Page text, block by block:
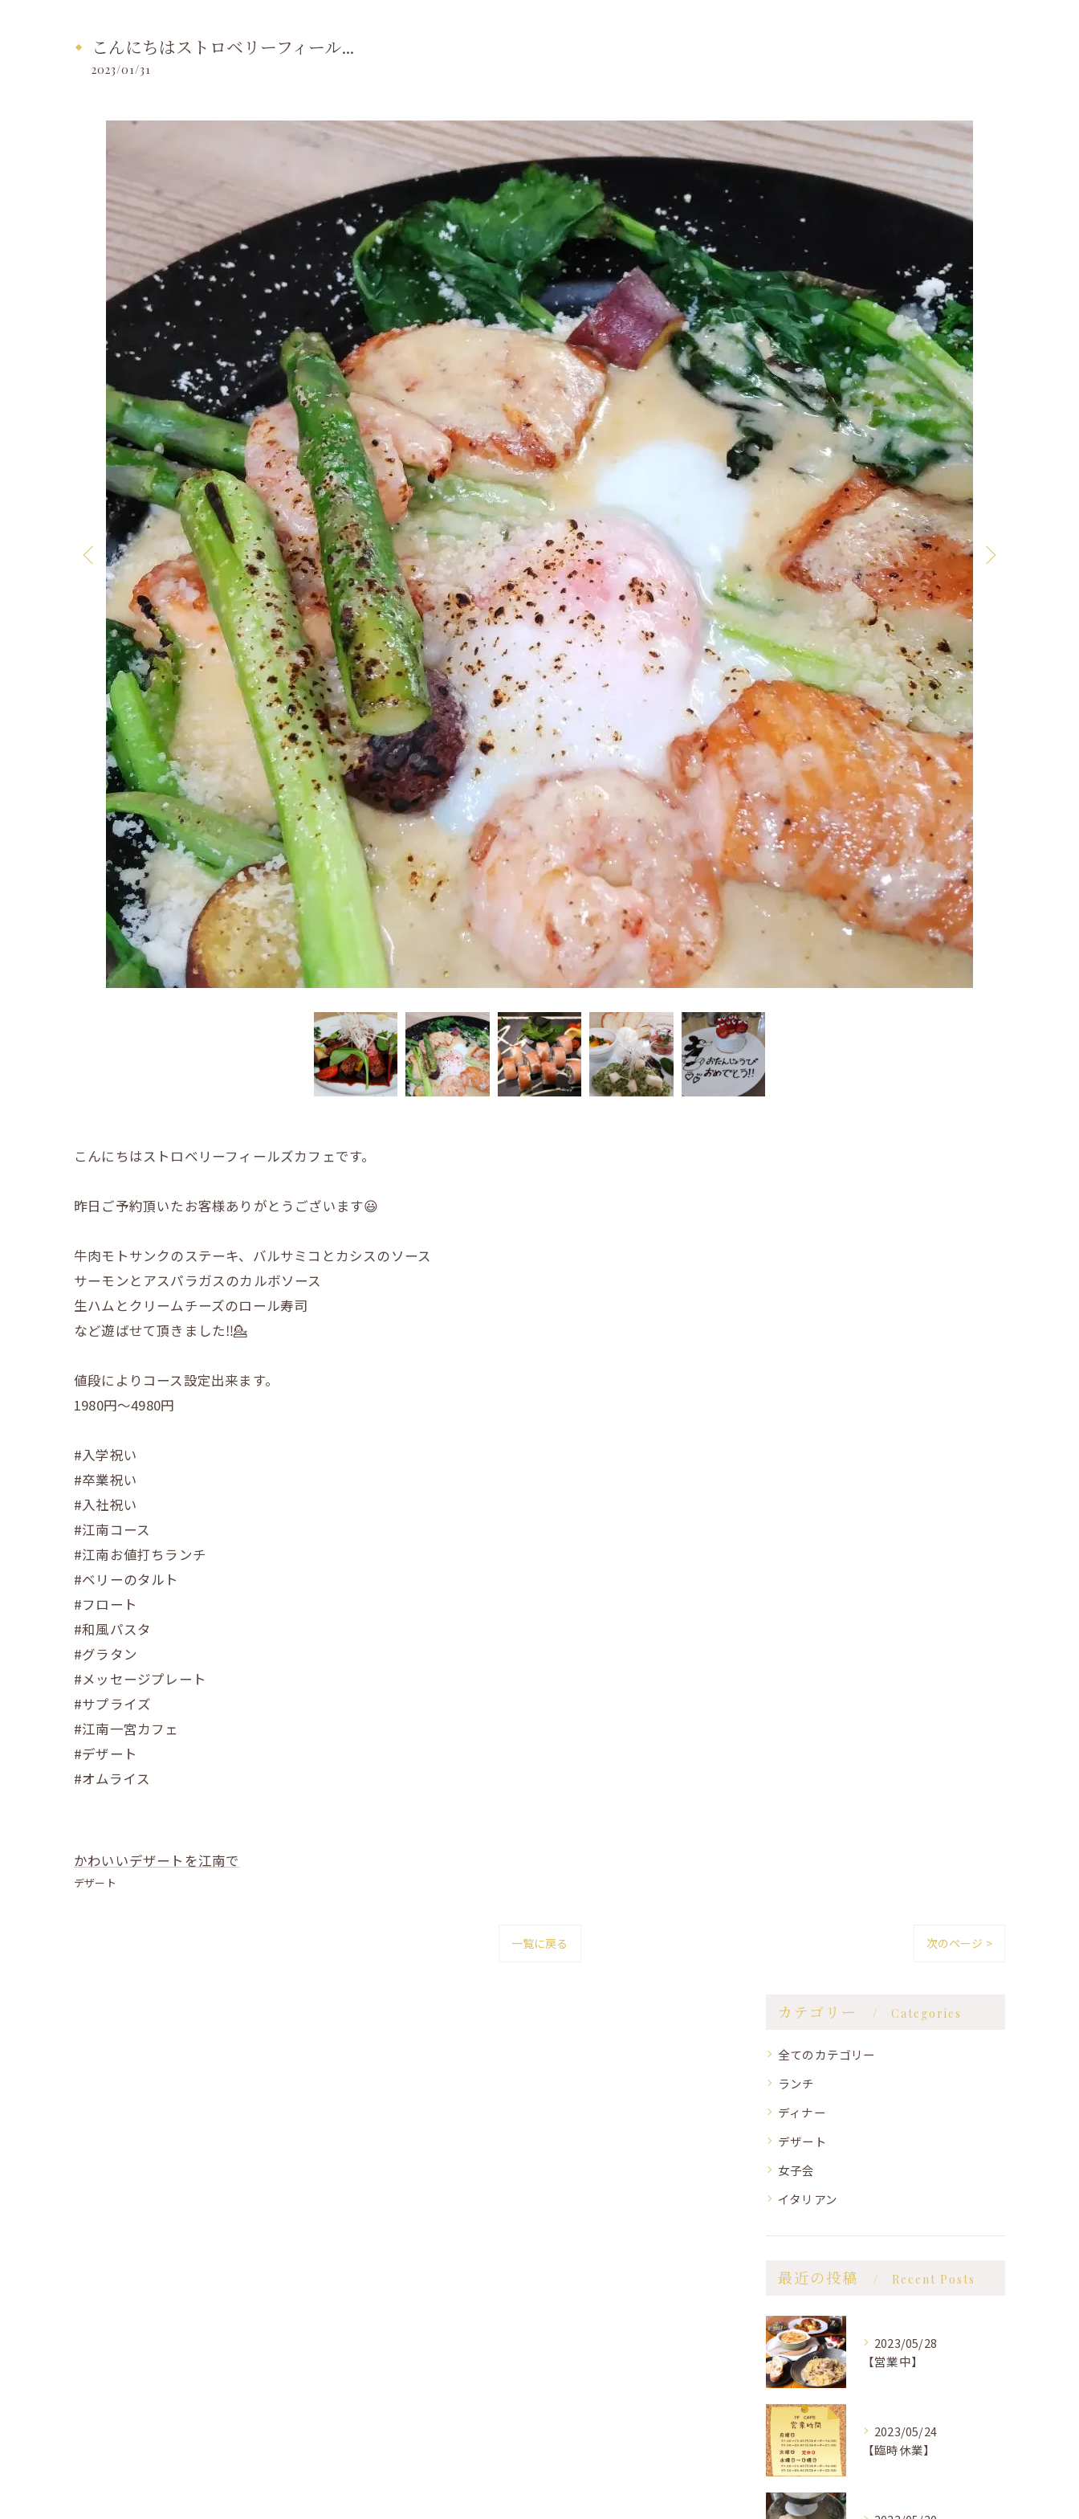
こんにちはストロベリーフィール...
2023/01/31
こんにちはストロベリーフィールズカフェです。
昨日ご予約頂いたお客様ありがとうございます😃
牛肉モトサンクのステーキ、バルサミコとカシスのソース
サーモンとアスパラガスのカルボソース
生ハムとクリームチーズのロール寿司
など遊ばせて頂きました‼️💁
値段によりコース設定出来ます。
1980円～4980円
#入学祝い
#卒業祝い
#入社祝い
#江南コース
#江南お値打ちランチ
#ベリーのタルト
#フロート
#和風パスタ
#グラタン
#メッセージプレート
#サプライズ
#江南一宮カフェ
#デザート
#オムライス
かわいいデザートを江南で
デザート
一覧に戻る 次のページ >
カテゴリー Categories
全てのカテゴリー
ランチ
ディナー
デザート
女子会
イタリアン
最近の投稿 Recent Posts
2023/05/28
【営業中】
2023/05/24
【臨時休業】